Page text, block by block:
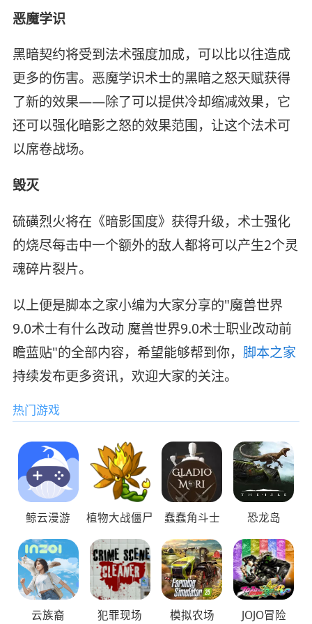
恶魔学识
黑暗契约将受到法术强度加成，可以比以往造成
更多的伤害。恶魔学识术士的黑暗之怒天赋获得
了新的效果——除了可以提供冷却缩减效果，它
还可以强化暗影之怒的效果范围，让这个法术可
以席卷战场。
毁灭
硫磺烈火将在《暗影国度》获得升级，术士强化
的烧尽每击中一个额外的敌人都将可以产生2个灵
魂碎片裂片。
以上便是脚本之家小编为大家分享的"魔兽世界
9.0术士有什么改动 魔兽世界9.0术士职业改动前
瞻蓝贴"的全部内容，希望能够帮到你， 脚本之家
持续发布更多资讯，欢迎大家的关注。
热门游戏
鲸云漫游 植物大战僵尸 蠢蠢角斗士 恐龙岛
云族裔 犯罪现场 模拟农场 JOJO冒险